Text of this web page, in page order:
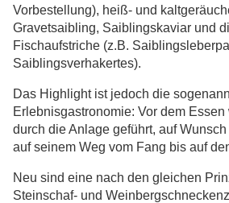
Vorbestellung), heiß- und
Gravetsaibling, Saiblingskaviar und
Fischaufstriche (z.B.
Saiblingsverhakertes).
Das Highlight ist jedoch die
Erlebnisgastronomie: Vor dem
durch die Anlage geführt, auf
auf seinem Weg vom Fang bis auf
Neu sind eine nach den gleichen
Steinschaf- und